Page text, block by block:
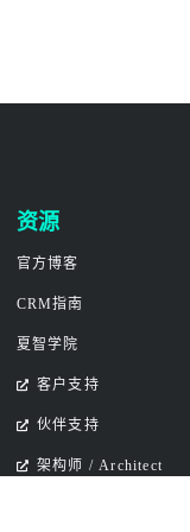
资源
官方博客
CRM指南
夏智学院
客户支持
伙伴支持
架构师 / Architect